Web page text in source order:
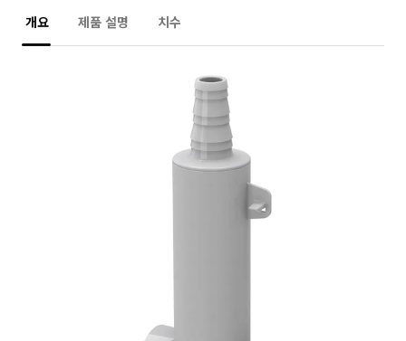
개요 제품 설명 치수